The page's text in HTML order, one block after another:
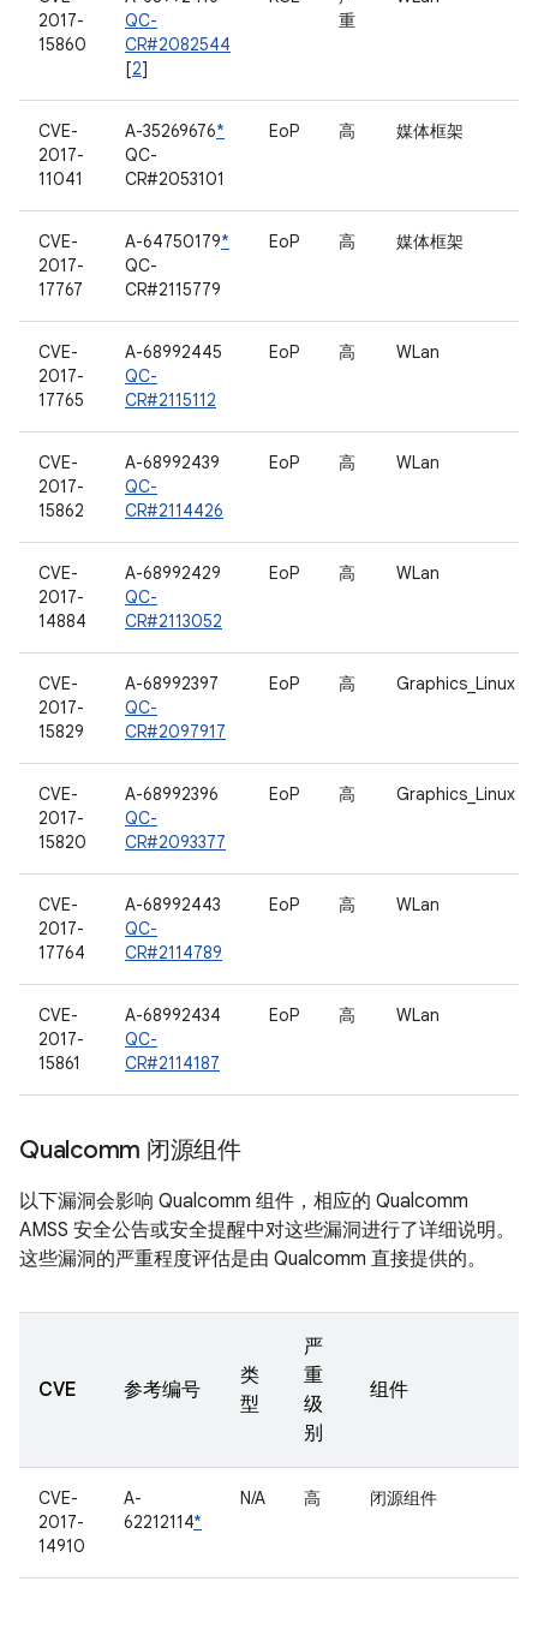
2017-
15860
QC-
CR#2082544
[2]
重
CVE-
2017-
11041
A-35269676*
QC-
CR#2053101
EoP 高 媒体框架
CVE-
2017-
17767
A-64750179*
QC-
CR#2115779
EoP 高 媒体框架
CVE-
2017-
17765
A-68992445
QC-
CR#2115112
EoP 高 WLan
CVE-
2017-
15862
A-68992439
QC-
CR#2114426
EoP 高 WLan
CVE-
2017-
14884
A-68992429
QC-
CR#2113052
EoP 高 WLan
CVE-
2017-
15829
A-68992397
QC-
CR#2097917
EoP 高 Graphics_Linux
CVE-
2017-
15820
A-68992396
QC-
CR#2093377
EoP 高 Graphics_Linux
CVE-
2017-
17764
A-68992443
QC-
CR#2114789
EoP 高 WLan
CVE-
2017-
15861
A-68992434
QC-
CR#2114187
EoP 高 WLan
Qualcomm 闭源组件
以下漏洞会影响 Qualcomm 组件，相应的 Qualcomm
AMSS 安全公告或安全提醒中对这些漏洞进行了详细说明。
这些漏洞的严重程度评估是由 Qualcomm 直接提供的。
CVE 参考编号
类
型
严
重
级
别
组件
CVE-
2017-
14910
A-
62212114*
N/A 高 闭源组件